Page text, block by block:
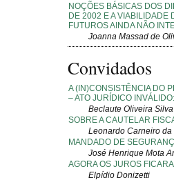
NOÇÕES BÁSICAS DOS
DE 2002 E A VIABILIDADE
FUTUROS AINDA NÃO
Joanna Massad de
Convidados
A (IN)CONSISTÊNCIA DO
– ATO JURÍDICO
Beclaute Oliveira Silva
SOBRE A CAUTELAR
Leonardo Carneiro da
MANDADO DE
José Henrique Mota
AGORA OS JUROS
Elpídio Donizetti